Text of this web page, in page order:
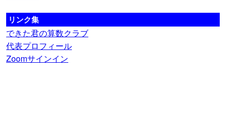
リンク集
できた君の算数クラブ
代表プロフィール
Zoomサインイン